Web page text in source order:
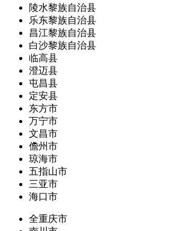
陵水黎族自治县
乐东黎族自治县
昌江黎族自治县
白沙黎族自治县
临高县
澄迈县
屯昌县
定安县
东方市
万宁市
文昌市
儋州市
琼海市
五指山市
三亚市
海口市
全重庆市